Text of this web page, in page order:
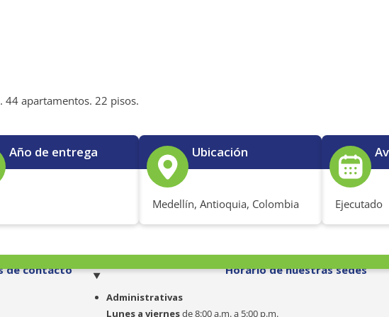
apartamentos. 22 pisos.
Año de entrega Ubicación
Medellín, Antioquia, Colombia Ejecutado
de contacto Horario de nuestras sedes
Administrativas
Lunes a viernesde 8:00 a.m. a 5:00 p.m.